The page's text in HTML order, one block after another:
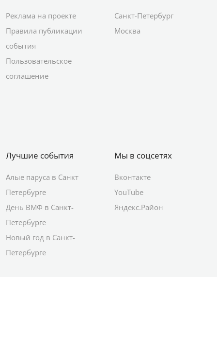
Реклама на проекте
Правила публикации
события
Пользовательское
соглашение
Санкт-Петербург
Москва
Лучшие события
Алые паруса в Санкт
Петербурге
День ВМФ в Санкт-
Петербурге
Новый год в Санкт-
Петербурге
Мы в соцсетях
Вконтакте
YouTube
Яндекс.Район